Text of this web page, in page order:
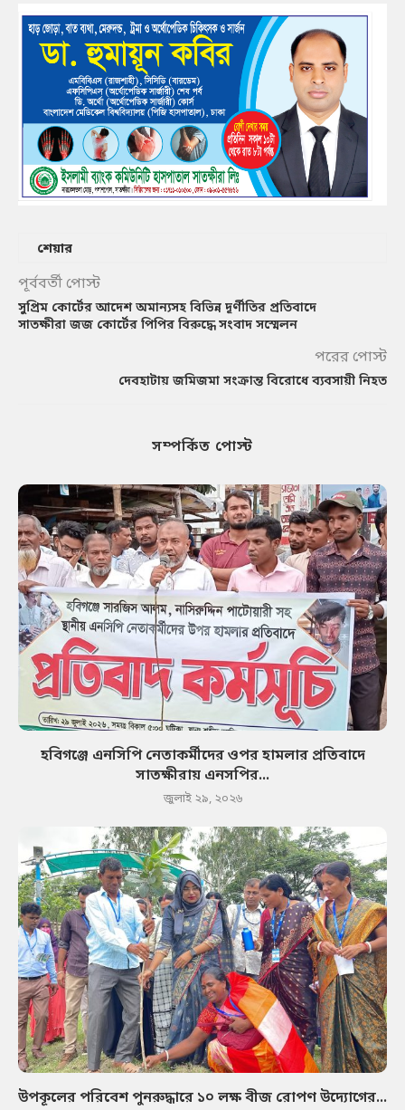
শেয়ার
পূর্ববর্তী পোস্ট
সুপ্রিম কোর্টের আদেশ অমান্যসহ বিভিন্ন দূর্ণীতির প্রতিবাদে
সাতক্ষীরা জজ কোর্টের পিপির বিরুদ্ধে সংবাদ সস্মেলন
পরের পোস্ট
দেবহাটায় জমিজমা সংক্রান্ত বিরোধে ব্যবসায়ী নিহত
সম্পর্কিত পোস্ট
হবিগঞ্জে এনসিপি নেতাকর্মীদের ওপর হামলার প্রতিবাদে
সাতক্ষীরায় এনসপির...
জুলাই ২৯, ২০২৬
উপকূলের পরিবেশ পুনরুদ্ধারে ১০ লক্ষ বীজ রোপণ উদ্যোগের...